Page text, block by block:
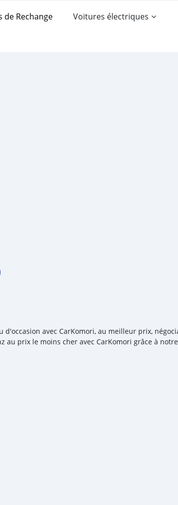
de Rechange Voitures électriques
d'occasion avec CarKomori, au meilleur prix,
au prix le moins cher avec CarKomori grâce à